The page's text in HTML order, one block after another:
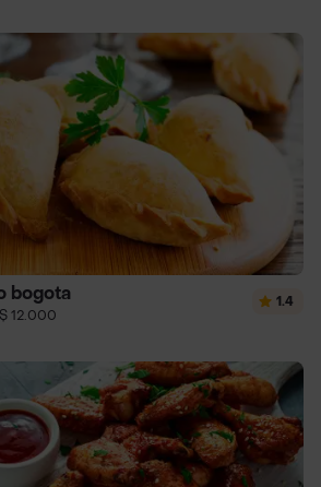
bogota
$ 12.000
1.4